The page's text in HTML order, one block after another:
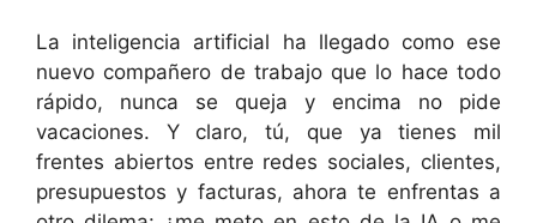
La inteligencia artificial ha llegado como ese
nuevo compañero de trabajo que lo hace todo
rápido, nunca se queja y encima no pide
vacaciones. Y claro, tú, que ya tienes mil
frentes abiertos entre redes sociales, clientes,
presupuestos y facturas, ahora te enfrentas a